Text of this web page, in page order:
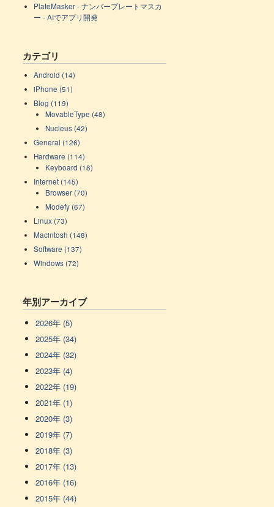
PlateMasker - ナンバープレートマスカ
ー - AIでアプリ開発
カテゴリ
Android (14)
iPhone (51)
Blog (119)
MovableType (48)
Nucleus (42)
General (126)
Hardware (114)
Keyboard (18)
Internet (145)
Browser (70)
Modefy (67)
Linux (73)
Macintosh (148)
Software (137)
Windows (72)
年別アーカイブ
2026年 (5)
2025年 (34)
2024年 (32)
2023年 (4)
2022年 (19)
2021年 (1)
2020年 (3)
2019年 (7)
2018年 (3)
2017年 (13)
2016年 (16)
2015年 (44)